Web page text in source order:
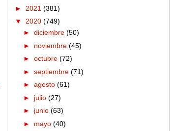
► 2021 (381)
▼ 2020 (749)
► diciembre (50)
► noviembre (45)
► octubre (72)
► septiembre (71)
► agosto (61)
► julio (27)
► junio (63)
► mayo (40)